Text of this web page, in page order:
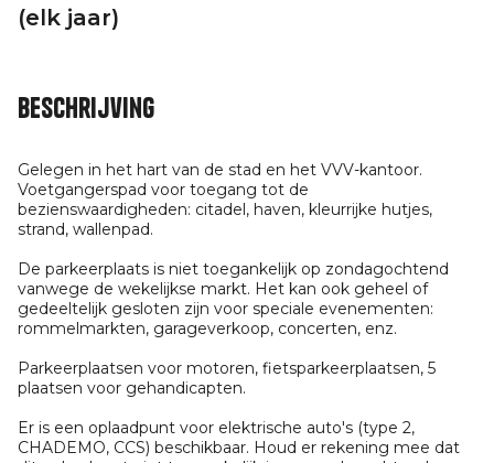
(elk jaar)
Beschrijving
Gelegen in het hart van de stad en het VVV-kantoor.
Voetgangerspad voor toegang tot de
bezienswaardigheden: citadel, haven, kleurrijke hutjes,
strand, wallenpad.
De parkeerplaats is niet toegankelijk op zondagochtend
vanwege de wekelijkse markt. Het kan ook geheel of
gedeeltelijk gesloten zijn voor speciale evenementen:
rommelmarkten, garageverkoop, concerten, enz.
Parkeerplaatsen voor motoren, fietsparkeerplaatsen, 5
plaatsen voor gehandicapten.
Er is een oplaadpunt voor elektrische auto's (type 2,
CHADEMO, CCS) beschikbaar. Houd er rekening mee dat